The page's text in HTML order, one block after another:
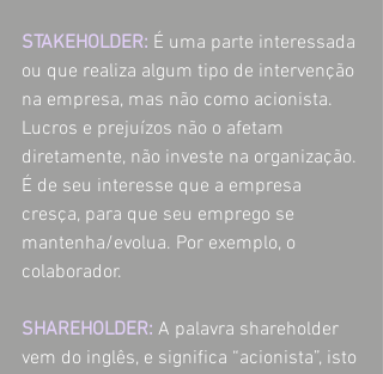
STAKEHOLDER: É uma parte interessada
ou que realiza algum tipo de intervenção
na empresa, mas não como acionista.
Lucros e prejuízos não o afetam
diretamente, não investe na organização.
É de seu interesse que a empresa
cresça, para que seu emprego se
mantenha/evolua. Por exemplo, o
colaborador.
SHAREHOLDER: A palavra shareholder
vem do inglês, e significa “acionista”, isto